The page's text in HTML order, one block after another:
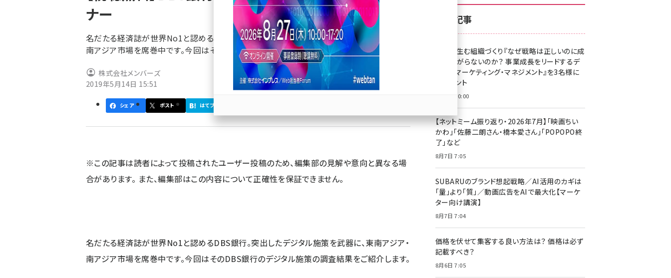
z世代 (1623)
meo (1277)
llmo (1166)
く
ず
ナー
名だたる経済誌が世界No1と認めるDBS銀行。突出したデジタル施策を武器に、東南アジア・
南アジア市場を席巻中です。今回はそのDBS銀行のデジタル施策の調査結果を
株式会社メンバーズ
2019年5月14日 15:51
シェア ポスト はてブ
※この記事は読者によって投稿されたユーザー投稿のため、編集部の見解や意向と異なる場
合があります。 また、編集部はこの内容について正確性を保証できません。
名だたる経済誌が世界No1と認めるDBS銀行。突出したデジタル施策を武器に、東南アジア・
南アジア市場を席巻中です。今回はそのDBS銀行のデジタル施策の調査結果をご紹介します。
新着記事
成果を生む組織づくり『なぜ戦略は正しいのに成
果があがらないのか？ 事業成長をリードするデ
ジタルマーケティング・マネジメント』を3名様に
プレゼント
8月7日 10:00
【ネットミーム振り返り・2026年7月】「映画ちい
かわ」「佐藤二朗さん・橋本愛さん」「POPOPO終
了」など
8月7日 7:05
SUBARUのブランド想起戦略／AI活用のカギは
「量」より「質」／動画広告をAIで最大化【マーケ
ター向け講演】
8月7日 7:04
価格を伏せて集客する良い方法は？ 価格は必ず
記載すべき？
8月6日 7:05